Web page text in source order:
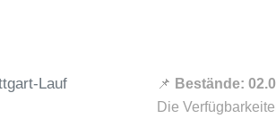
Lauf
📌 Bestände:
Die